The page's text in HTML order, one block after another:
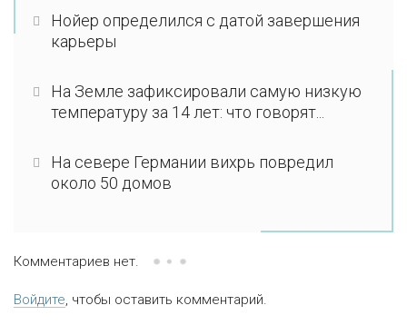
Нойер определился с датой завершения
карьеры
На Земле зафиксировали самую низкую
температуру за 14 лет: что говорят...
На севере Германии вихрь повредил
около 50 домов
Комментариев нет.
Войдите, чтобы оставить комментарий.